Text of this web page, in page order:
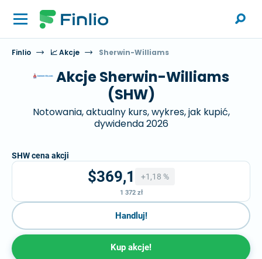
Finlio 📈 Akcje Sherwin-Williams
Akcje Sherwin-Williams
(SHW)
Notowania, aktualny kurs, wykres, jak kupić,
dywidenda 2026
SHW cena akcji
$369,1 +1,18 %
1 372 zł
Handluj!
Kup akcje!